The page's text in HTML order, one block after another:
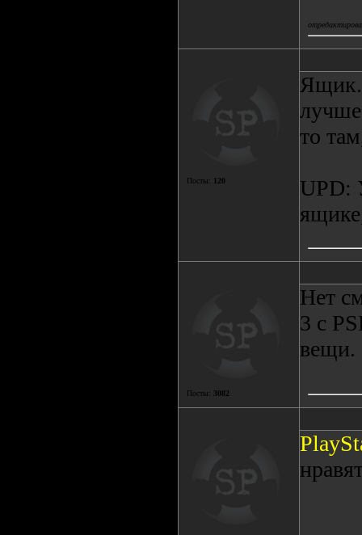
Посты: 120
Ящик.
то
UPD:
Посты: 3082
Нет
3 с
вещи.